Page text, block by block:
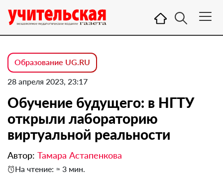
Образование UG.RU
28 апреля 2023, 23:17
Обучение будущего: в НГТУ
открыли лабораторию
виртуальной реальности
Автор: Тамара Астапенкова
На чтение: ≈ 3 мин.